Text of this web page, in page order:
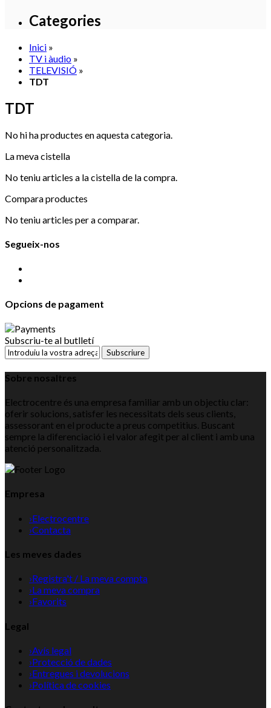
Categories
Inici »
TV i àudio »
TELEVISIÓ »
TDT
TDT
No hi ha productes en aquesta categoria.
La meva cistella
No teniu articles a la cistella de la compra.
Compara productes
No teniu articles per a comparar.
Segueix-nos
Opcions de pagament
Subscriu-te al butlletí
Subscriure
Sobre nosaltres
Electrocentre és una empresa familiar amb un objectiu clar:
oferir solucions, satisfer les necessitats dels seus clients,
assessorant en el producte a preus competitius. Buscant
sempre la diferenciació i el valor afegit per al client i amb una
atenció personalitzada.
Empresa
›Electrocentre
›Contacta
Les meves dades
›Registra't / La meva compta
›La meva compra
›Favorits
Legal
›Avís legal
›Protecció de dades
›Entregues i devolucions
›Política de cookies